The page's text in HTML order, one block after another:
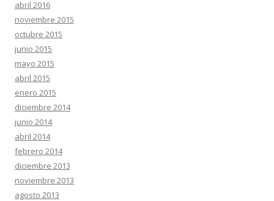
abril 2016
noviembre 2015
octubre 2015
junio 2015
mayo 2015
abril 2015
enero 2015
diciembre 2014
junio 2014
abril 2014
febrero 2014
diciembre 2013
noviembre 2013
agosto 2013